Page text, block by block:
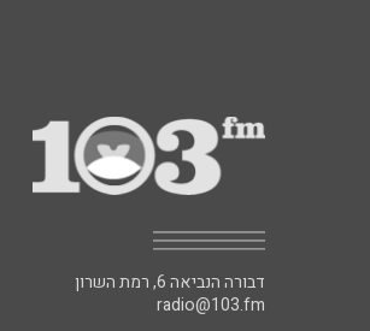
דבורה הנביאה 6, רמת השרון
radio@103.fm